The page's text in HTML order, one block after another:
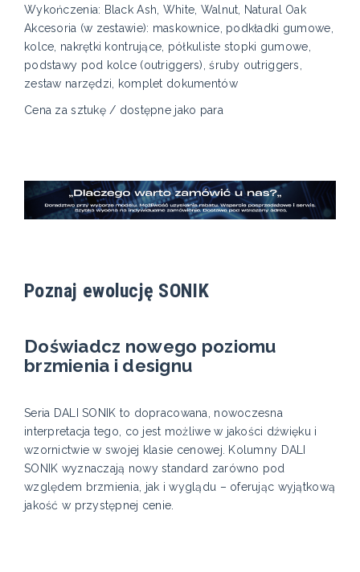
Wykończenia: Black Ash, White, Walnut, Natural Oak
Akcesoria (w zestawie): maskownice, podkładki gumowe,
kolce, nakrętki kontrujące, półkuliste stopki gumowe,
podstawy pod kolce (outriggers), śruby outriggers,
zestaw narzędzi, komplet dokumentów
Cena za sztukę / dostępne jako para
Poznaj ewolucję SONIK
Doświadcz nowego poziomu
brzmienia i designu
Seria DALI SONIK to dopracowana, nowoczesna
interpretacja tego, co jest możliwe w jakości dźwięku i
wzornictwie w swojej klasie cenowej. Kolumny DALI
SONIK wyznaczają nowy standard zarówno pod
względem brzmienia, jak i wyglądu – oferując wyjątkową
jakość w przystępnej cenie.